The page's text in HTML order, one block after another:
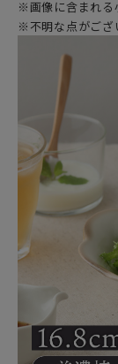
※画像に含まれる
※不明な点がござ